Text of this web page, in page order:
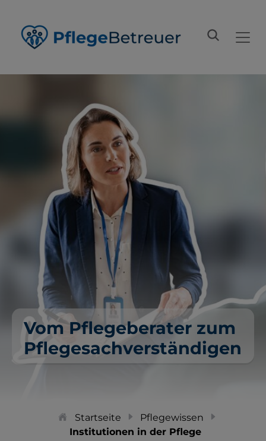
Vom Pflegeberater zum
Pflegesachverständigen
Startseite
Pflegewissen
Institutionen in der Pflege